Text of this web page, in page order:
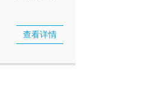
查看详情